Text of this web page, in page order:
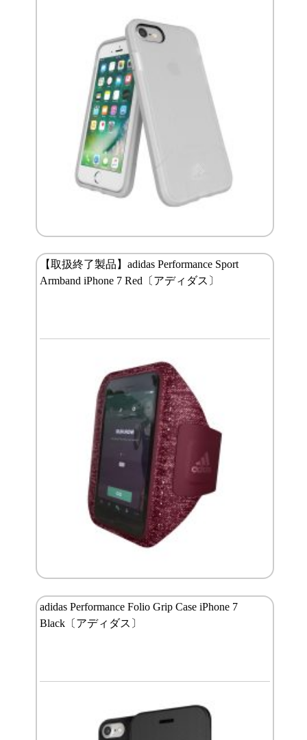
【取扱終了製品】adidas Performance Sport
Armband iPhone 7 Red〔アディダス〕
adidas Performance Folio Grip Case iPhone 7
Black〔アディダス〕